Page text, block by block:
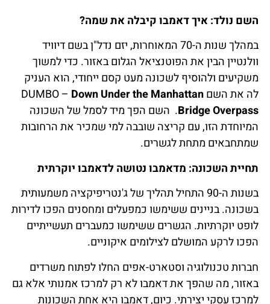
השם נולד: איך דאמבו קיבלה את שמה?
במהלך שנות ה-70 המאוחרות, יזם נדל"ן בשם דיוויד
וולנטיין הבין את הפוטנציאל הגלום באזור. כדי למשוך
משקיעים ולהוסיף לשכונה מעט קסם ייחודי, הוא העניק
לה את השם DUMBO –Down Under the Manhattan
Bridge Overpass. השם הפך מיד לסמל של השכונה
המיוחדת הזו, עם קריצה שובבה למי שמכיר את הרחובות
שמתחבאים מתחת לגשרים.
תחיית השכונה: מדאמבו נטושה לדאמבו יוקרתית
בשנות ה-90 התחיל תהליך של ג'נטריפיקציה משמעותית
בשכונה. בניינים ששימשו כמפעלים ומחסנים הפכו לדירות
לופט יוקרתיות. הגשרים ששימשו כמעברים תעשייתיים
הפכו לרקע המושלם לצילומים איקוניים.
חברות טכנולוגיה וסטארט-אפים החלו לפתוח משרדים
באזור, מה שהפך את דאמבו לא רק למרכז אמנותי אלא גם
למרכז עסקי יצירתי. כיום, דאמבו היא אחת השכונות